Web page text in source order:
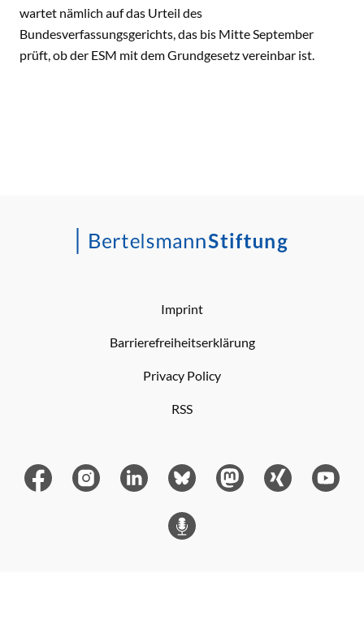
wartet nämlich auf das Urteil des
Bundesverfassungsgerichts, das bis Mitte September
prüft, ob der ESM mit dem Grundgesetz vereinbar ist.
Imprint
Barrierefreiheitserklärung
Privacy Policy
RSS